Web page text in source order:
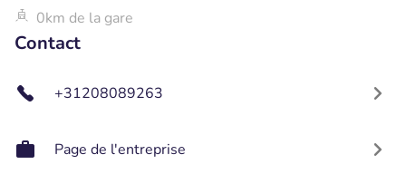
0km de la gare
Contact
+31208089263
Page de l'entreprise